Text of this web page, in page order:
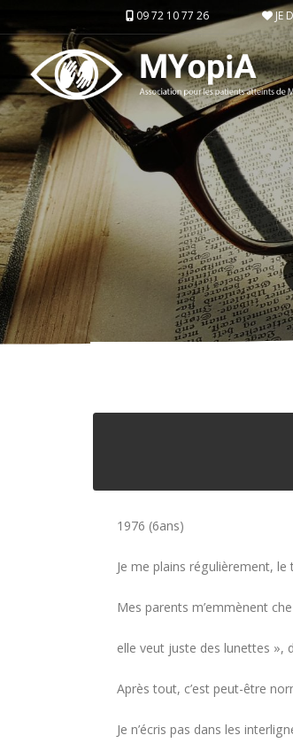
09 72 10 77 26 JE
1976 (6ans)
Je me plains régulièrement, le
Mes parents m’emmènent
elle veut juste des lunettes »,
Après tout, c’est peut-être
Je n’écris pas dans les